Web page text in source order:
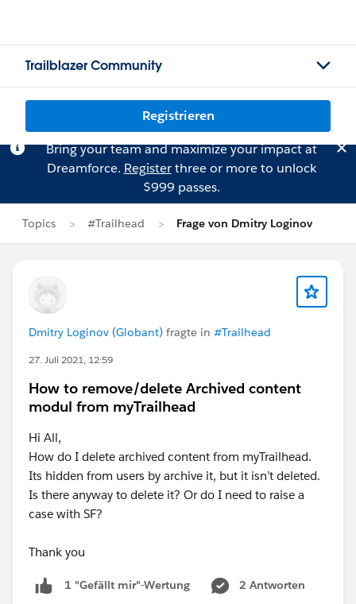
Trailblazer Community
Registrieren
Bring your team and maximize your impact at
Dreamforce. Registerthree or more to unlock
$999 passes.
Topics #Trailhead Frage von Dmitry Loginov
Dmitry Loginov (Globant) fragte in #Trailhead
27. Juli 2021, 12:59
How to remove/delete Archived content
modul from myTrailhead
Hi All,
How do I delete archived content from myTrailhead.
Its hidden from users by archive it, but it isn’t deleted.
Is there anyway to delete it? Or do I need to raise a
case with SF?
Thank you
1 "Gefällt mir"-Wertung
2 Antworten